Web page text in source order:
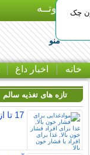
بـیتوتــه
منو
خانه اخبار داغ
چک
تازه های تغذیه سالم
17 تا از بهترین مواد غذایی برای درمان فشار خون بالا